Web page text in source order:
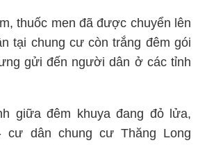
thuốc men đã được chuyển lên
tại chung cư còn trắng đêm gói
gửi đến người dân ở các tỉnh
giữa đêm khuya đang đỏ lửa,
cư dân chung cư Thăng Long